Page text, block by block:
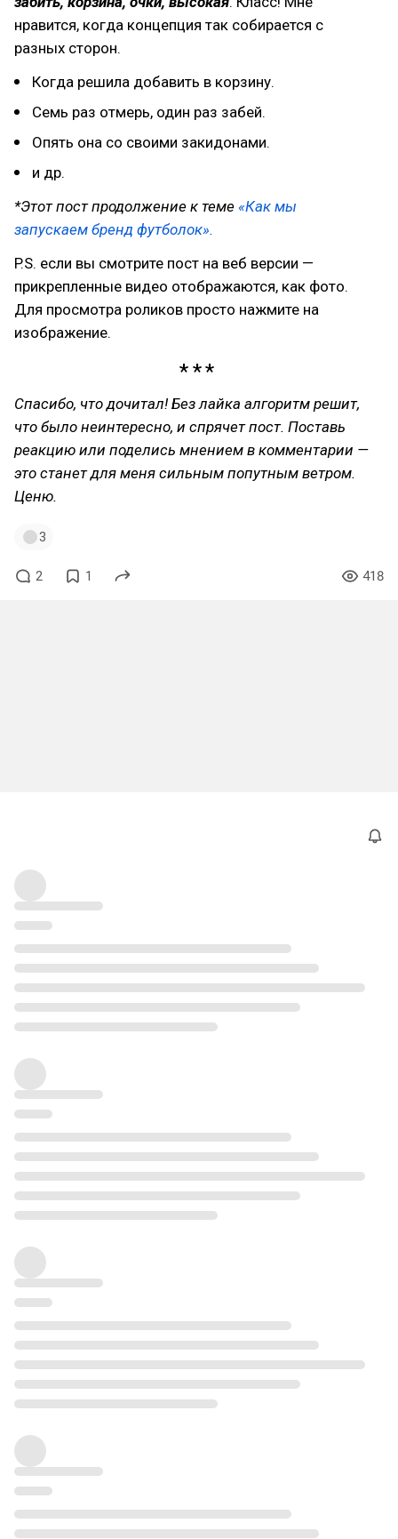
нравится, когда концепция так собирается с
разных сторон.
Когда решила добавить в корзину.
Семь раз отмерь, один раз забей.
Опять она со своими закидонами.
и др.
*Этот пост продолжение к теме «Как мы
запускаем бренд футболок».
P.S. если вы смотрите пост на веб версии —
прикрепленные видео отображаются, как фото.
Для просмотра роликов просто нажмите на
изображение.
Спасибо, что дочитал! Без лайка алгоритм решит,
что было неинтересно, и спрячет пост. Поставь
реакцию или поделись мнением в комментарии —
это станет для меня сильным попутным ветром.
Ценю.
3
2 1 418